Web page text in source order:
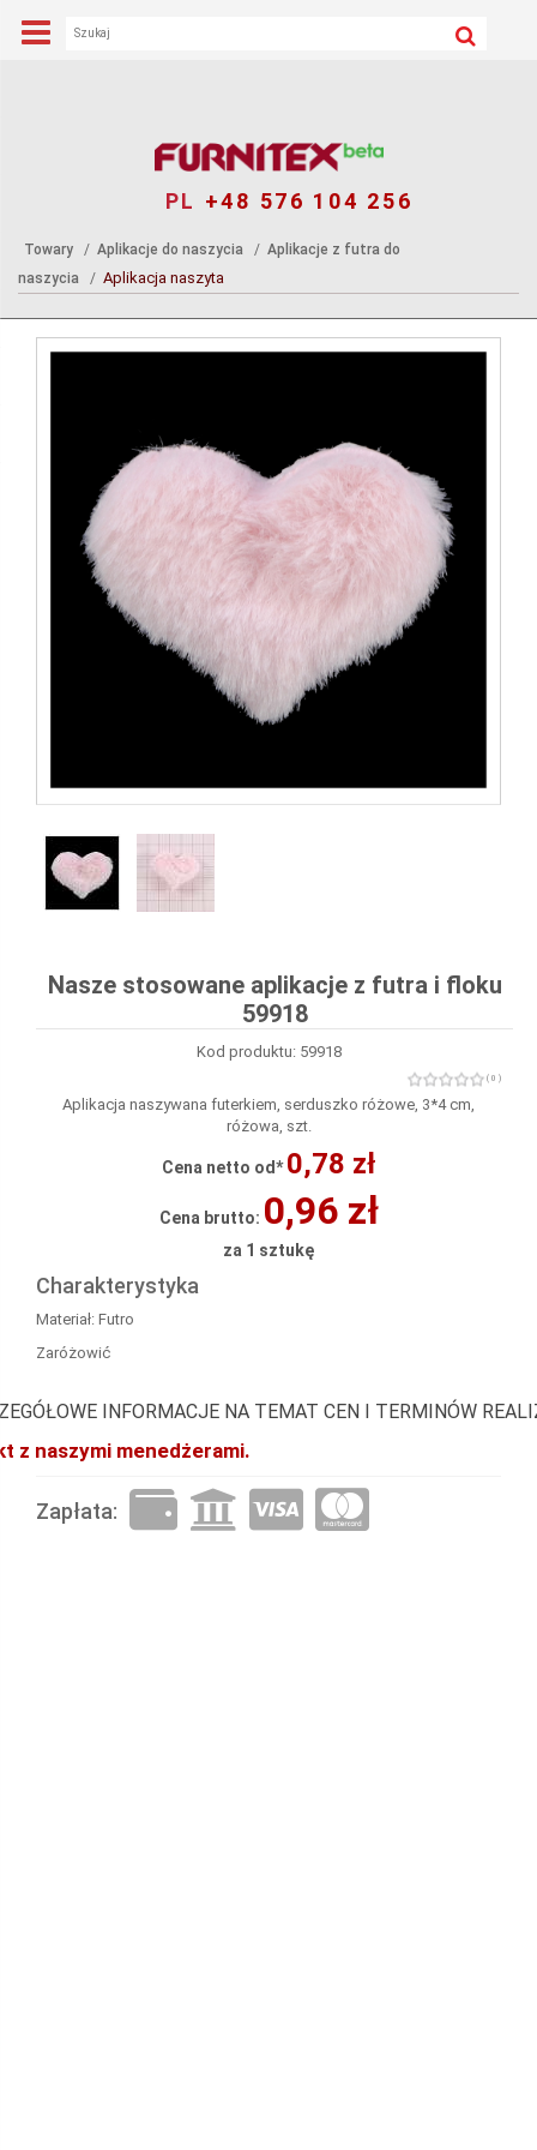
PL +48 576 104 256
Towary Aplikacje do naszycia
Aplikacje z futra do
naszycia
Aplikacja naszyta
Nasze stosowane aplikacje z futra i floku
59918
Kod produktu: 59918
( 0 )
Aplikacja naszywana futerkiem, serduszko różowe, 3*4 cm,
różowa, szt.
Cena netto od*0,78 zł
Cena brutto: 0,96 zł
za 1 sztukę
Charakterystyka
Materiał: Futro
Zaróżowić
INFORMACJE NA TEMAT CEN I TERMINÓW
z naszymi menedżerami.
Zapłata: